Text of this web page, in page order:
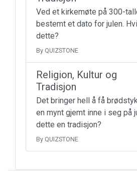
Ved et kirkemøte på 300-
bestemt et dato for julen.
dette?
By QUIZSTONE
Religion, Kultur og
Tradisjon
Det bringer hell å få
en mynt gjemt inne i seg på
dette en tradisjon?
By QUIZSTONE